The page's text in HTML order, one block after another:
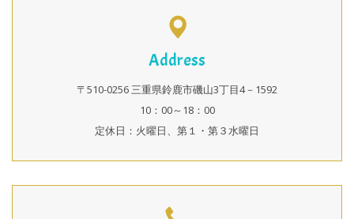
Address
〒510-0256 三重県鈴鹿市磯山3丁目4－1592
10：00～18：00
定休日：火曜日、第１・第３水曜日